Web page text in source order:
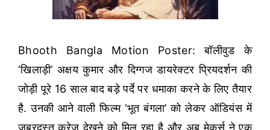
Bhooth Bangla Motion Poster: बॉलीवुड के
‘खिलाड़ी’ अक्षय कुमार और दिग्गज डायरेक्टर प्रियदर्शन की
जोड़ी पूरे 16 साल बाद बड़े पर्दे पर धमाका करने के लिए तैयार
है. उनकी आने वाली फिल्म ‘भूत बंगला’ को लेकर ऑडियंस में
जबरदस्त क्रेज देखने को मिल रहा है और अब मेकर्स ने एक